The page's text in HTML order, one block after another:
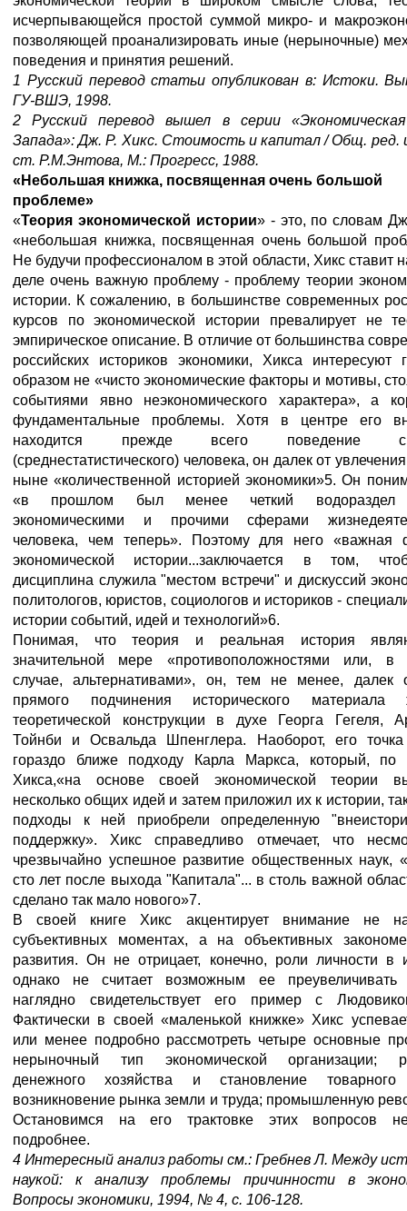
исчерпывающейся простой суммой микро- и
позволяющей проанализировать иные (нерыночные)
поведения и принятия решений.
1 Русский перевод статьи опубликован в: Истоки.
ГУ-ВШЭ, 1998.
2 Русский перевод вышел в серии
Запада»: Дж. Р. Хикс. Стоимость и капитал / Общ. ред.
ст. Р.М.Энтова, М.: Прогресс, 1988.
«Небольшая книжка, посвященная очень большой
проблеме»
«Теория экономической истории» - это, по словам
«небольшая книжка, посвященная очень большой
Не будучи профессионалом в этой области, Хикс ставит
деле очень важную проблему - проблему теории
истории. К сожалению, в большинстве современных
курсов по экономической истории превалирует не
эмпирическое описание. В отличие от большинства
российских историков экономики, Хикса интересуют
образом не «чисто экономические факторы и мотивы,
событиями явно неэкономического характера», а
фундаментальные проблемы. Хотя в центре его
находится прежде всего поведение
(среднестатистического) человека, он далек от
ныне «количественной историей экономики»5. Он
«в прошлом был менее четкий водораздел
экономическими и прочими сферами
человека, чем теперь». Поэтому для него «важная
экономической истории...заключается в том,
дисциплина служила "местом встречи" и дискуссий
политологов, юристов, социологов и историков -
истории событий, идей и технологий»6.
Понимая, что теория и реальная история
значительной мере «противоположностями или, в
случае, альтернативами», он, тем не менее, далек
прямого подчинения исторического материала
теоретической конструкции в духе Георга Гегеля,
Тойнби и Освальда Шпенглера. Наоборот, его точка
гораздо ближе подходу Карла Маркса, который, по
Хикса,«на основе своей экономической теории
несколько общих идей и затем приложил их к истории,
подходы к ней приобрели определенную
поддержку». Хикс справедливо отмечает, что
чрезвычайно успешное развитие общественных наук,
сто лет после выхода "Капитала"... в столь важной
сделано так мало нового»7.
В своей книге Хикс акцентирует внимание не
субъективных моментах, а на объективных
развития. Он не отрицает, конечно, роли личности в
однако не считает возможным ее
наглядно свидетельствует его пример с
Фактически в своей «маленькой книжке» Хикс
или менее подробно рассмотреть четыре основные
нерыночный тип экономической организации;
денежного хозяйства и становление
возникновение рынка земли и труда; промышленную
Остановимся на его трактовке этих вопросов
подробнее.
4 Интересный анализ работы см.: Гребнев Л. Между
наукой: к анализу проблемы причинности в
Вопросы экономики, 1994, № 4, с. 106-128.